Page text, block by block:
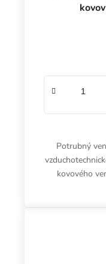
Potrubný
kovového